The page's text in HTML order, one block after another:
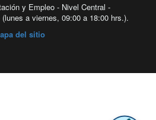
y Empleo - Nivel Central -
a viernes, 09:00 a 18:00 hrs.).
del sitio